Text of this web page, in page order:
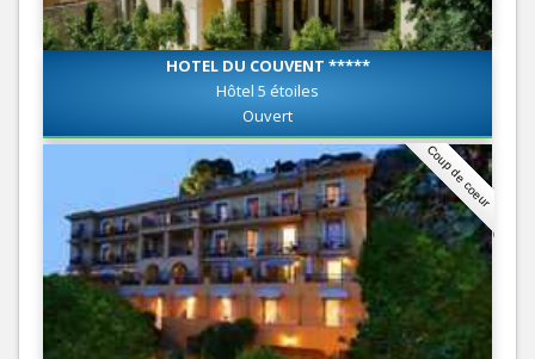
HOTEL DU COUVENT *****
Hôtel 5 étoiles
Ouvert
Coup de coeur